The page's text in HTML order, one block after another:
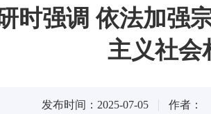
时强调 依法加强
主义社会
发布时间：2025-07-05 作者：